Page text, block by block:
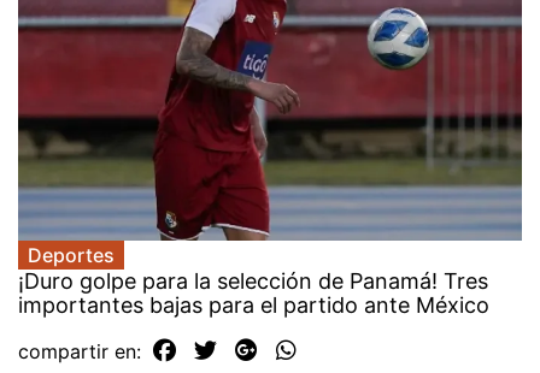
Deportes
¡Duro golpe para la selección de Panamá! Tres
importantes bajas para el partido ante México
compartir en: